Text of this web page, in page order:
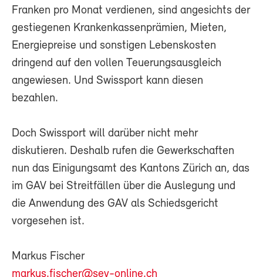
Franken pro Monat verdienen, sind angesichts der
gestiegenen Krankenkassenprämien, Mieten,
Energiepreise und sonstigen Lebenskosten
dringend auf den vollen Teuerungsausgleich
angewiesen. Und Swissport kann diesen
bezahlen.
Doch Swissport will darüber nicht mehr
diskutieren. Deshalb rufen die Gewerkschaften
nun das Einigungsamt des Kantons Zürich an, das
im GAV bei Streitfällen über die Auslegung und
die Anwendung des GAV als Schiedsgericht
vorgesehen ist.
Markus Fischer
markus.fischer@sev-online.ch